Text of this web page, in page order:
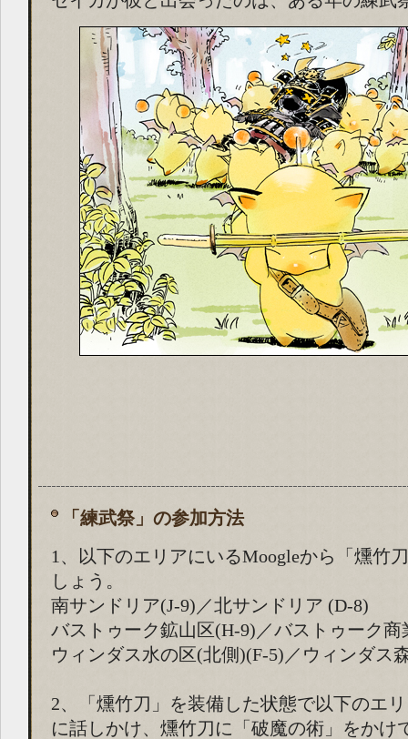
「練武祭」の参加方法
1、以下のエリアにいるMoogleから「燻竹
しょう。
南サンドリア(J-9)／北サンドリア (D-8)
バストゥーク鉱山区(H-9)／バストゥーク商
ウィンダス水の区(北側)(F-5)／ウィンダス
2、「燻竹刀」を装備した状態で以下のエ
に話しかけ、燻竹刀に「破魔の術」をかけ